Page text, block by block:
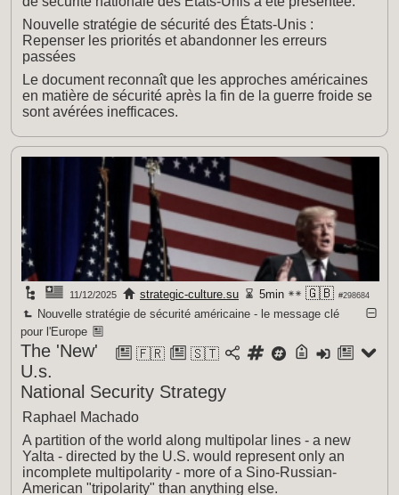
Nouvelle stratégie de sécurité des États-Unis :
Repenser les priorités et abandonner les erreurs
passées
Le document reconnaît que les approches américaines
en matière de sécurité après la fin de la guerre froide se
sont avérées inefficaces.
11/12/2025 strategic-culture.su 5min 🇬🇧 #298684
Nouvelle stratégie de sécurité américaine - le message clé
pour l'Europe
🇫🇷 🇸🇹
The 'New'
U.s.
National Security Strategy
Raphael Machado
A partition of the world along multipolar lines - a new
Yalta - directed by the U.S. would represent only an
incomplete multipolarity - more of a Sino-Russian-
American "tripolarity" than anything else.